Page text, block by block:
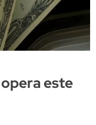
este